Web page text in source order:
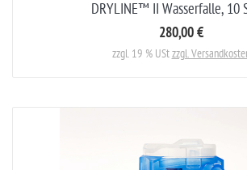
DRYLINE™ II Wasserfalle, 10
280,00 €
zzgl. 19 % UStzzgl.